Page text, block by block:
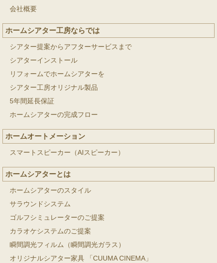
会社概要
ホームシアター工房ならでは
シアター提案からアフターサービスまで
シアターインストール
リフォームでホームシアターを
シアター工房オリジナル製品
5年間延長保証
ホームシアターの完成フロー
ホームオートメーション
スマートスピーカー（AIスピーカー）
ホームシアターとは
ホームシアターのスタイル
サラウンドシステム
ゴルフシミュレーターのご提案
カラオケシステムのご提案
瞬間調光フィルム（瞬間調光ガラス）
オリジナルシアター家具 「CUUMA CINEMA」